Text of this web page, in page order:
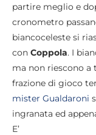
partire meglio e
cronometro
biancoceleste si
con Coppola. I
ma non riescono a
frazione di gioco
mister Gualdaroni
ingranata ed
E’